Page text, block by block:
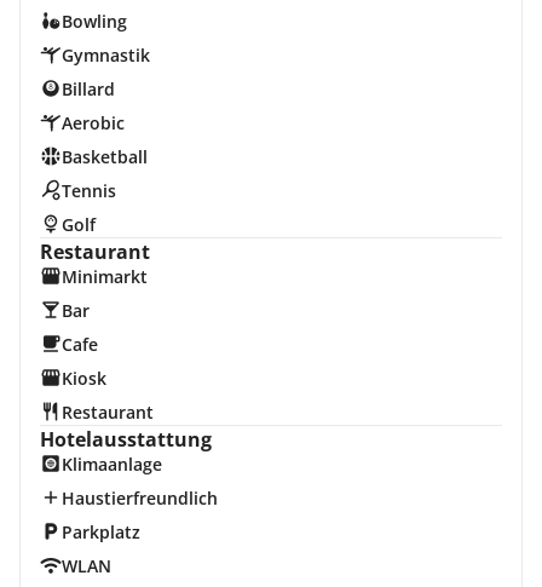
Bowling
Gymnastik
Billard
Aerobic
Basketball
Tennis
Golf
Restaurant
Minimarkt
Bar
Cafe
Kiosk
Restaurant
Hotelausstattung
Klimaanlage
Haustierfreundlich
Parkplatz
WLAN